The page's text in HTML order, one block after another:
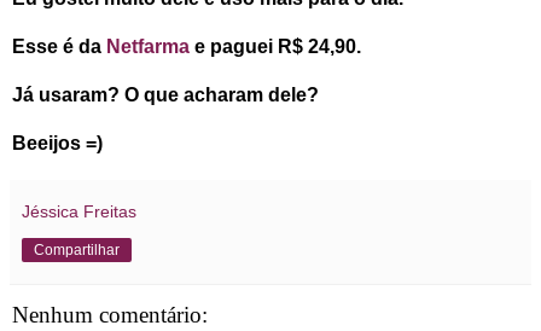
Esse é da Netfarma e paguei R$ 24,90.
Já usaram? O que acharam dele?
Beeijos =)
Jéssica Freitas
Compartilhar
Nenhum comentário: